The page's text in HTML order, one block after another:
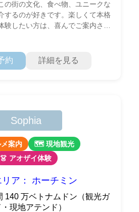
の街の文化、食べ物、ユニークな
するのが好きです。楽しくて本格
験したい方は、喜んでご案内させ
約 詳細を見る
Sophia
案内
🗺 現地観光
👗 アオザイ体験
リア： ホーチミン
140 万ベトナムドン（観光ガ
現地アテンド）